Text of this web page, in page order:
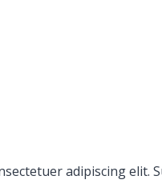
adipiscing elit.